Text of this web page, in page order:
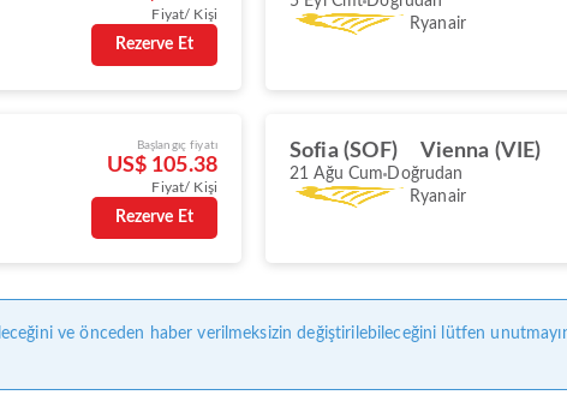
Fiyat/ Kişi
Rezerve Et
Ryanair
Başlangıç fiyatı
US$ 105.38
Fiyat/ Kişi
Rezerve Et
Sofia (SOF) Vienna (VIE)
21 Ağu Cum Doğrudan
Ryanair
ve önceden haber verilmeksizin değiştirilebileceğini lütfen